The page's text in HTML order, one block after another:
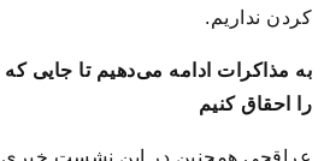
کردن نداریم.
به مذاکرات ادامه می‌دهیم تا جایی که
را احقاق کنیم